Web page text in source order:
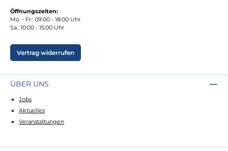
Öffnungszeiten:
Mo. - Fr.: 09:00 - 18:00 Uhr
Sa.: 10:00 - 15:00 Uhr
Vertrag widerrufen
ÜBER UNS
Jobs
Aktuelles
Veranstaltungen